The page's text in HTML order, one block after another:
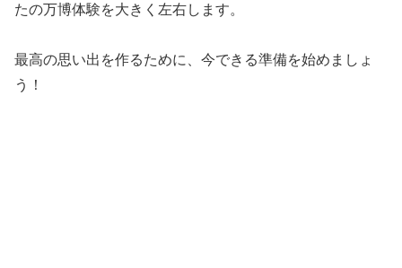
たの万博体験を大きく左右します。
最高の思い出を作るために、今できる準備を始めましょ
う！